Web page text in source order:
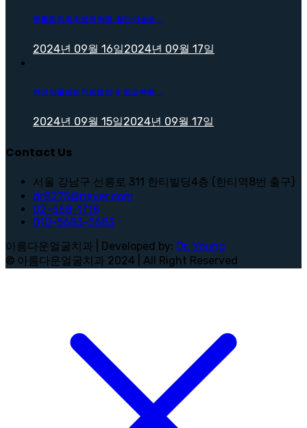
무통증 치과 치료의 혁명: 첨단 기술로 ...
2024년 09월 16일2024년 09월 17일
최신 임플란트 치료법 안내: 쉽고 빠른 ...
2024년 09월 15일2024년 09월 17일
Contact Us
서울 강남구 선릉로 311 한티빌딩4층 (한티역8번 출구)
dr8275@naver.com
02-568-1718
010-5683-5683
아름다운얼굴치과 | Developed by: Dr. Young
© 아름다운얼굴치과 2024 | All Right Reserved